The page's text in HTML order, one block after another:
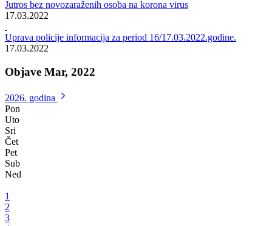
S ciljem priprema prezentacije Javnog poziva Fonda za profesionalnu
rehabilitaciju i zapošljavanje osoba sa invaliditetom za novo
pružiti podršku zapošljavanju i samozapošljavanju invalidnih osoba
17.03.2022